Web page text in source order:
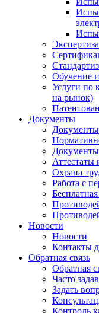
Обучение
Услуги по
на рынок)
Документы
Документы
Аттестаты
Охрана
Работа с
Новости
Новости
Контакты
Обратная связь
Обратная
Часто
Задать
Контроль